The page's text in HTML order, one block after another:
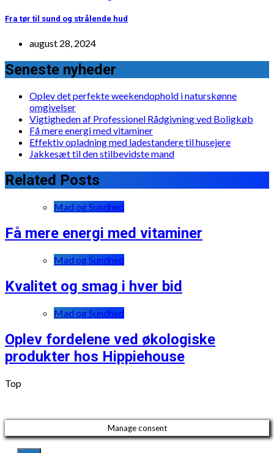
Fra tør til sund og strålende hud
august 28, 2024
Seneste nyheder
Oplev det perfekte weekendophold i naturskønne
omgivelser
Vigtigheden af Professionel Rådgivning ved Boligkøb
Få mere energi med vitaminer
Effektiv opladning med ladestandere til husejere
Jakkesæt til den stilbevidste mand
Related Posts
Mad og Sundhed
Få mere energi med vitaminer
Mad og Sundhed
Kvalitet og smag i hver bid
Mad og Sundhed
Oplev fordelene ved økologiske
produkter hos Hippiehouse
Top
Manage consent